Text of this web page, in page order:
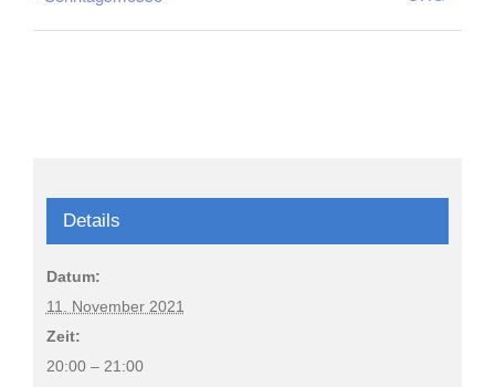
Details
Datum:
11. November 2021
Zeit:
20:00 – 21:00